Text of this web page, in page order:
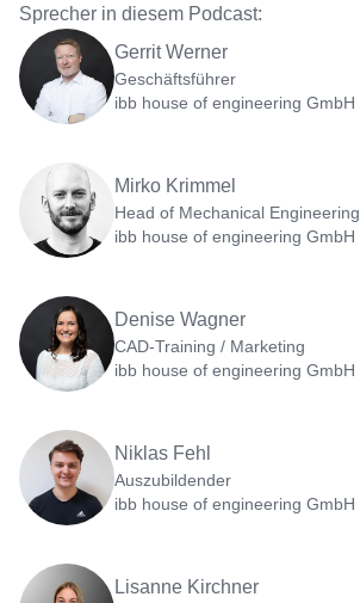
Sprecher in diesem Podcast:
Gerrit Werner
Geschäftsführer
ibb house of engineering GmbH
Mirko Krimmel
Head of Mechanical Engineering
ibb house of engineering GmbH
Denise Wagner
CAD-Training / Marketing
ibb house of engineering GmbH
Niklas Fehl
Auszubildender
ibb house of engineering GmbH
Lisanne Kirchner